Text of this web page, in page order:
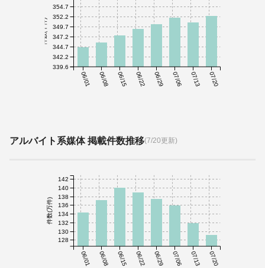
06/01 06/08 06/15 06/22 06/29 07/06 07/13 07/20
件数(千件)
339.6
342.2
344.7
347.2
349.7
352.2
354.7
アルバイト系媒体 掲載件数推移(7/20更新)
06/01 06/08 06/15 06/22 06/29 07/06 07/13 07/20
件数(万件)
128
130
132
134
136
138
140
142